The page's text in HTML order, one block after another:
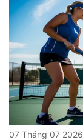
07 Tháng 07 2026